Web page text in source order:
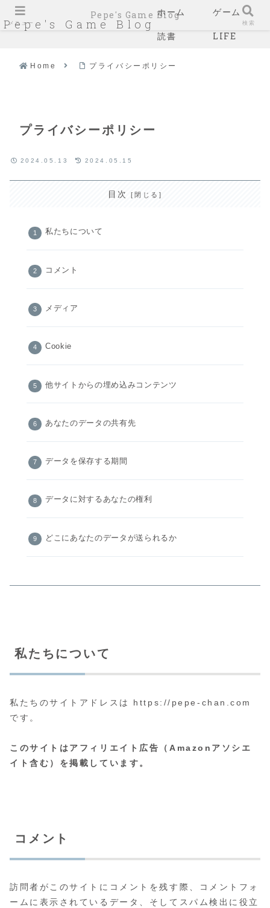
Pepe's Game Blog
ホーム ゲーム
読書 LIFE
Home プライバシーポリシー
プライバシーポリシー
2024.05.13 2024.05.15
目次
私たちについて
コメント
メディア
Cookie
他サイトからの埋め込みコンテンツ
あなたのデータの共有先
データを保存する期間
データに対するあなたの権利
どこにあなたのデータが送られるか
私たちについて
私たちのサイトアドレスは https://pepe-chan.com
です。
このサイトはアフィリエイト広告（Amazonアソシエ
イト含む）を掲載しています。
コメント
訪問者がこのサイトにコメントを残す際、コメントフォ
ームに表示されているデータ、そしてスパム検出に役立
メニュー
Pepe's Game Blog
検索